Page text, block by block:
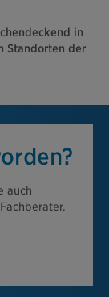
in
Standorten der
auch